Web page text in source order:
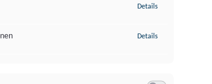
Details
Details